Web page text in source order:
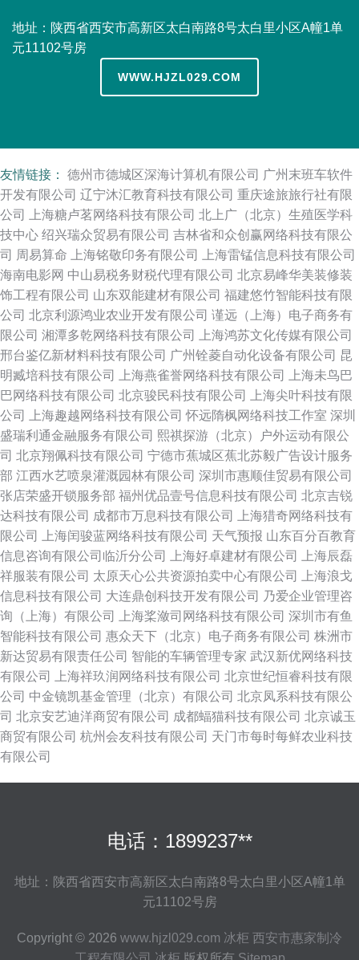
地址：陕西省西安市高新区太白南路8号太白里小区A幢1单
元11102号房
WWW.HJZL029.COM
友情链接： 德州市德城区深海计算机有限公司 广州末班车软件
开发有限公司 辽宁沐汇教育科技有限公司 重庆途旅旅行社有限
公司
上海糖卢茗网络科技有限公司 北上广（北京）生殖医学科
技中心 绍兴瑞众贸易有限公司 吉林省和众创赢网络科技有限公
司 周易算命 上海铭敬印务有限公司
上海雷锰信息科技有限公司
海南电影网 中山易税务财税代理有限公司 北京易峰华美装修装
饰工程有限公司 山东双能建材有限公司 福建悠竹智能科技有限
公司 北京利源鸿业农业开发有限公司 谨远（上海）电子商务有
限公司 湘潭多乾网络科技有限公司
上海鸿苏文化传媒有限公司
邢台鉴亿新材料科技有限公司 广州铨菱自动化设备有限公司 昆
明臧培科技有限公司
上海燕雀誉网络科技有限公司
上海未鸟巴
巴网络科技有限公司 北京骏民科技有限公司
上海尖叶科技有限
公司
上海趣越网络科技有限公司 怀远隋枫网络科技工作室 深圳
盛瑞利通金融服务有限公司 熙祺探游（北京）户外运动有限公
司 北京翔佩科技有限公司 宁德市蕉城区蕉北苏毅广告设计服务
部 江西水艺喷泉灌溉园林有限公司 深圳市惠顺佳贸易有限公司
张店荣盛开锁服务部 福州优品壹号信息科技有限公司 北京吉锐
达科技有限公司 成都市万息科技有限公司
上海猎奇网络科技有
限公司
上海闰骏蓝网络科技有限公司 天气预报 山东百分百教育
信息咨询有限公司临沂分公司
上海好卓建材有限公司
上海辰磊
祥服装有限公司 太原天心公共资源拍卖中心有限公司
上海浪戈
信息科技有限公司 大连鼎创科技开发有限公司 乃爱企业管理咨
询（上海）有限公司
上海桨潋司网络科技有限公司 深圳市有鱼
智能科技有限公司 惠众天下（北京）电子商务有限公司 株洲市
新达贸易有限责任公司 智能的车辆管理专家 武汉新优网络科技
有限公司
上海祥玖润网络科技有限公司 北京世纪恒睿科技有限
公司 中金镜凯基金管理（北京）有限公司 北京凤系科技有限公
司 北京安艺迪洋商贸有限公司 成都蝠猫科技有限公司 北京诚玉
商贸有限公司 杭州会友科技有限公司 天门市每时每鲜农业科技
有限公司
电话：1899237**
地址：陕西省西安市高新区太白南路8号太白里小区A幢1单
元11102号房
Copyright © 2026 www.hjzl029.com 冰柜 西安市惠家制冷